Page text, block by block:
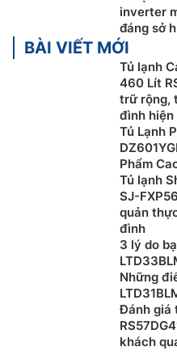
Thiết kế tinh gọn và tiết
diện tích sử dụng trong
dễ dàng châm đầy và vệ
toàn và ổn định. Tận
mát bất cứ khi nào bạn
phút giải khát tức thì.
Ngăn Triple Ease
inverter
đáng sở
BÀI VIẾT MỚI
Tủ lạnh
460 Lít
trữ rộng,
đình hiện
Tủ Lạnh
Phẩm
Tủ lạnh
SJ-
quản
đình
3 lý do
Những
Đánh giá
khách